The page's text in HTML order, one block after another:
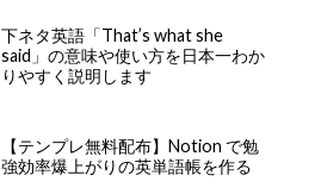
下ネタ英語「That’s what she
said」の意味や使い方を日本一わか
りやすく説明します
【テンプレ無料配布】Notion で勉
強効率爆上がりの英単語帳を作る